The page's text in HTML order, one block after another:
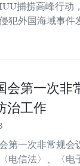
捕捞高峰行动
犯外国海域事件
会第一次非
治工作
第一次非常规
电信法〉、〈